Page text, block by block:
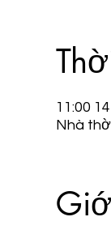
11:00
Nhà